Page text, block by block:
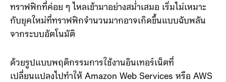
งานแบบนี้ทำให้ระบบคลาวด์ที่ถูกออกแบบมาเพื่อรองรับ
ทราฟฟิกที่ค่อย ๆ ไหลเข้ามาอย่างสม่ำเสมอ เริ่มไม่เหมาะ
กับยุคใหม่ที่ทราฟฟิกจำนวนมากอาจเกิดขึ้นแบบฉับพลัน
ด้วยรูปแบบพฤติกรรมการใช้งานอินเทอร์เน็ตที่